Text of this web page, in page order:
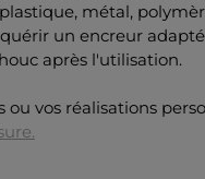
métal,
un encreur
après l'utilisation.
vos réalisations